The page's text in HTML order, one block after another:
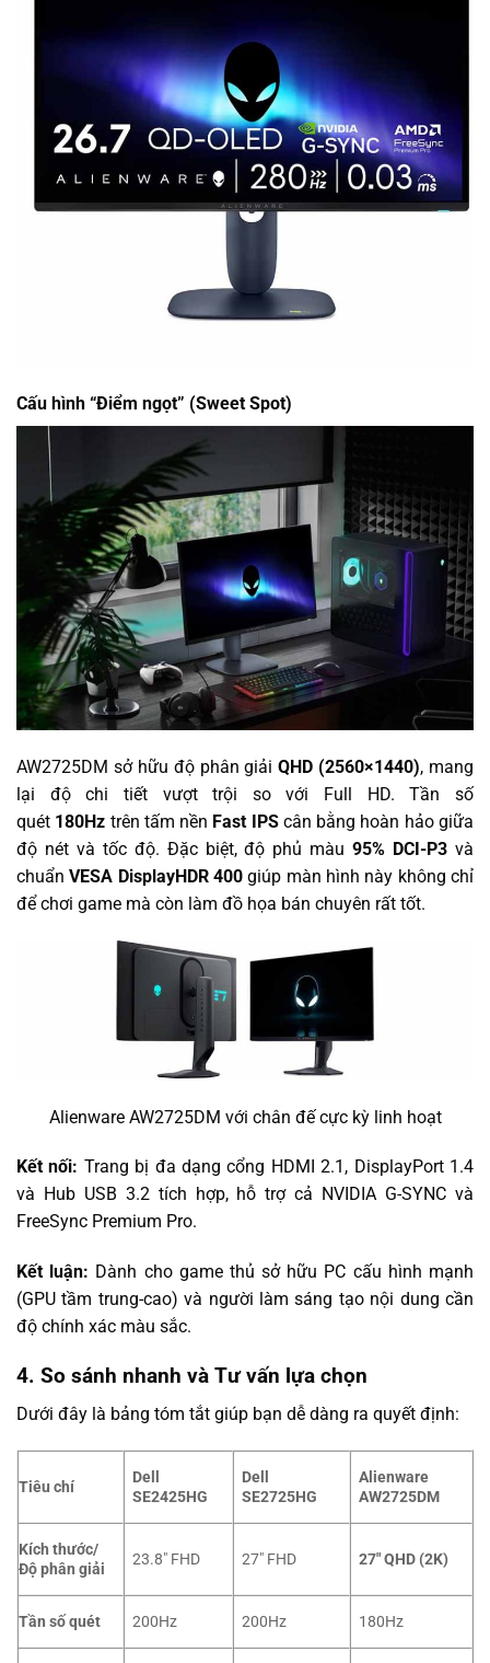
Cấu hình “Điểm ngọt” (Sweet Spot)
AW2725DM sở hữu độ phân giảiQHD (2560×1440), mang
lại độ chi tiết vượt trội so với Full HD. Tần số
quét 180Hz trên tấm nền Fast IPScân bằng hoàn hảo giữa
độ nét và tốc độ. Đặc biệt, độ phủ màu95% DCI-P3 và
chuẩnVESA DisplayHDR 400 giúp màn hình này không chỉ
để chơi game mà còn làm đồ họa bán chuyên rất tốt.
Alienware AW2725DM với chân đế cực kỳ linh hoạt
Kết nối: Trang bị đa dạng cổng HDMI 2.1, DisplayPort 1.4
và Hub USB 3.2 tích hợp, hỗ trợ cả NVIDIA G-SYNC và
FreeSync Premium Pro.
Kết luận: Dành cho game thủ sở hữu PC cấu hình mạnh
(GPU tầm trung-cao) và người làm sáng tạo nội dung cần
độ chính xác màu sắc.
4. So sánh nhanh và Tư vấn lựa chọn
Dưới đây là bảng tóm tắt giúp bạn dễ dàng ra quyết định:
Tiêu chí
Dell
SE2425HG
Dell
SE2725HG
Alienware
AW2725DM
Kích thước/
Độ phân giải
23.8″ FHD 27″ FHD 27″ QHD (2K)
Tần số quét 200Hz 200Hz 180Hz